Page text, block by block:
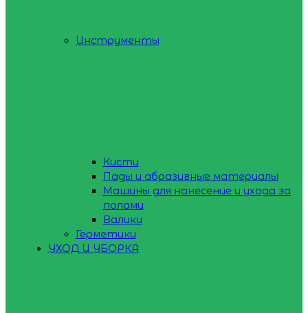
Инструменты
Кисти
Пады и абразивные материалы
Машины для нанесение и ухода за
полами
Валики
Герметики
УХОД И УБОРКА